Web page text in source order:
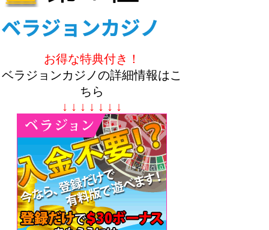
お得な特典付き！
ベラジョンカジノの詳細情報はこ
ちら
↓ ↓ ↓ ↓ ↓ ↓ ↓